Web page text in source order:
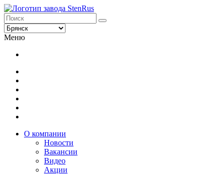
Меню
О компании
Новости
Вакансии
Видео
Акции